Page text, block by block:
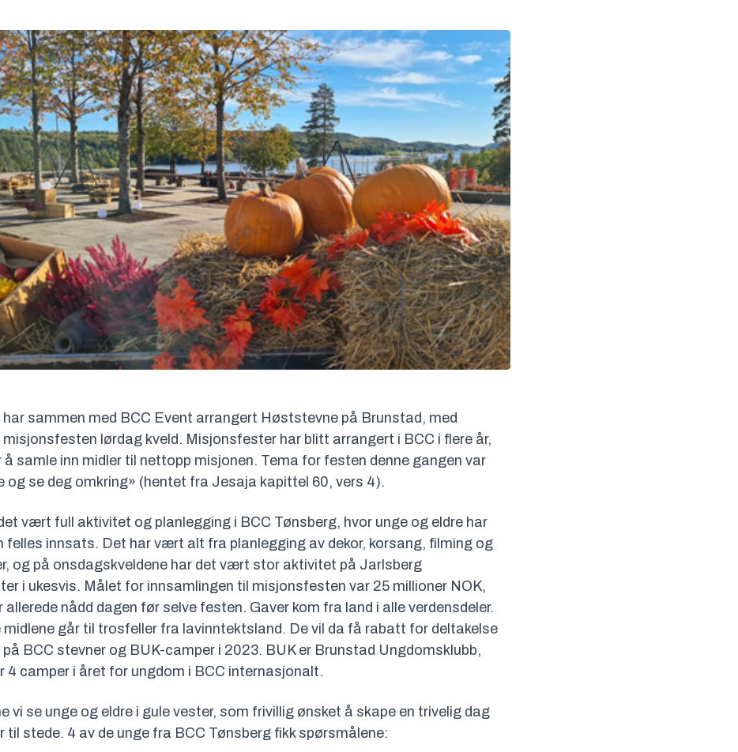
har sammen med BCC Event arrangert Høststevne på Brunstad, med
lørdag kveld. Misjonsfester har blitt arrangert i BCC i flere år,
å samle inn midler til nettopp misjonen. Tema for festen denne gangen var
og se deg omkring» (hentet fra Jesaja kapittel 60, vers 4).
det vært full aktivitet og planlegging i BCC Tønsberg, hvor unge og eldre har
felles innsats. Det har vært alt fra planlegging av dekor, korsang, filming og
og på onsdagskveldene har det vært stor aktivitet på Jarlsberg
i ukesvis. Målet for innsamlingen til misjonsfesten var 25 millioner NOK,
nådd dagen før selve festen. Gaver kom fra land i alle verdensdeler.
midlene går til trosfeller fra lavinntektsland. De vil da få rabatt for deltakelse
BCC stevner og BUK-camper i 2023. BUK er Brunstad Ungdomsklubb,
4 camper i året for ungdom i BCC internasjonalt.
vi se unge og eldre i gule vester, som frivillig ønsket å skape en trivelig dag
til stede. 4 av de unge fra BCC Tønsberg fikk spørsmålene: